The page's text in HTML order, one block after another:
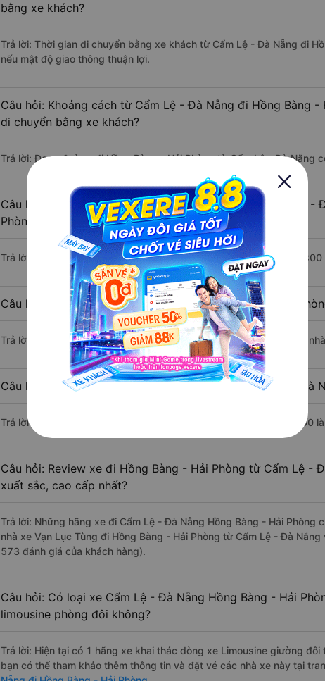
bằng xe khách?
Trả lời: Thời gian di chuyển bằng xe khách từ Cẩm Lệ - Đà Nẵng đi
nếu mật độ giao thông thuận lợi.
Câu hỏi: Khoảng cách từ Cẩm Lệ - Đà Nẵng đi Hồng Bàng -
di chuyển bằng xe khách?
Trả lời: Đoạn đường đi Hồng Bàng - Hải Phòng từ Cẩm Lệ - Đà Nẵng
Câu hỏi: Mỗi ngày có bao nhiêu chuyến xe khách Cẩm Lệ -
Phòng ?
Trả lời: Trung bình mỗi ngày có khoảng 3 chuyến xe bắt đầu từ
Câu hỏi: Nhà xe đi Cẩm Lệ - Đà Nẵng Hồng Bàng - Hải
Trả lời: Chuyến xe có giờ xuất phát sớm nhất vào lúc 14:00 là của
Câu hỏi: Nhà xe đi Hồng Bàng - Hải Phòng từ Cẩm Lệ - Đà
Trả lời: Chuyến xe có giờ xuất phát trễ (muộn) nhất là vào lúc 17:00
Câu hỏi: Review xe đi Hồng Bàng - Hải Phòng từ Cẩm Lệ -
xuất sắc, cao cấp nhất?
Trả lời: Những hãng xe đi Cẩm Lệ - Đà Nẵng Hồng Bàng - Hải
nhà xe Vạn Lục Tùng đi Hồng Bàng - Hải Phòng từ Cẩm Lệ - Đà
573 đánh giá của khách hàng).
Câu hỏi: Có loại xe Cẩm Lệ - Đà Nẵng Hồng Bàng - Hải
limousine phòng đôi không?
Trả lời: Hiện tại có 1 hãng xe khai thác dòng xe Limousine giường
bạn có thể tham khảo thêm thông tin và đặt vé các nhà xe này tại